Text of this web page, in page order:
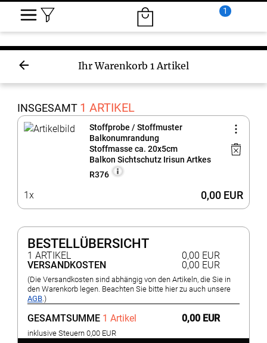
1
Ihr Warenkorb 1 Artikel
INSGESAMT 1 ARTIKEL
Stoffprobe / Stoffmuster
Balkonumrandung
Stoffmasse ca. 20x5cm
Balkon Sichtschutz Irisun Artkes
R376
0,00 EUR
1x
BESTELLÜBERSICHT
1 ARTIKEL
0,00 EUR
VERSANDKOSTEN
0,00 EUR
(Die Versandkosten sind abhängig von den Artikeln, die Sie in
den Warenkorb legen. Beachten Sie bitte hier zu auch unsere
AGB.)
GESAMTSUMME 1 Artikel
inklusive Steuern 0,00 EUR
0,00 EUR